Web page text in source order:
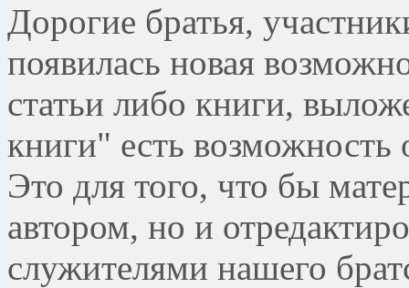
Дорогие братья,
появилась новая
статьи либо книги,
книги" есть возможность
Это для того, что бы
автором, но и
служителями нашего